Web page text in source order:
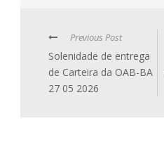
Previous Post
Solenidade de entrega
de Carteira da OAB-BA
27 05 2026